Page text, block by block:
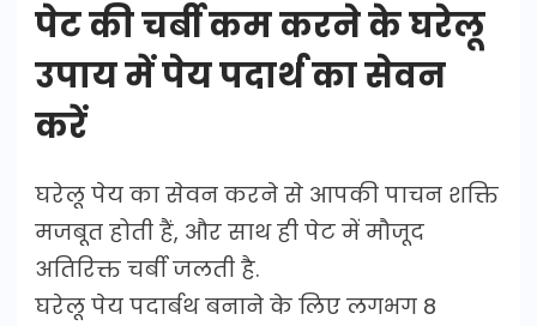
पेट की चर्बी कम करने के घरेलू
उपाय में पेय पदार्थ का सेवन
करें
घरेलू पेय का सेवन करने से आपकी पाचन शक्ति
मजबूत होती हैं, और साथ ही पेट में मौजूद
अतिरिक्त चर्बी जलती है.
घरेलू पेय पदार्बथ बनाने के लिए लगभग 8